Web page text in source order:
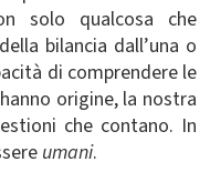
solo qualcosa che
bilancia dall’una o
di comprendere le
origine, la nostra
che contano. In
umani.